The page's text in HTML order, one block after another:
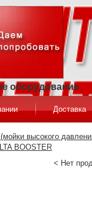
оборудование
Доставка
высокого
BOOSTER
< Нет